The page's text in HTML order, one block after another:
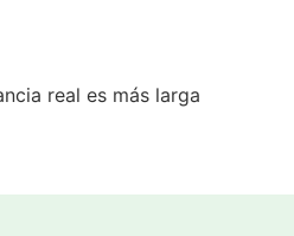
real es más larga